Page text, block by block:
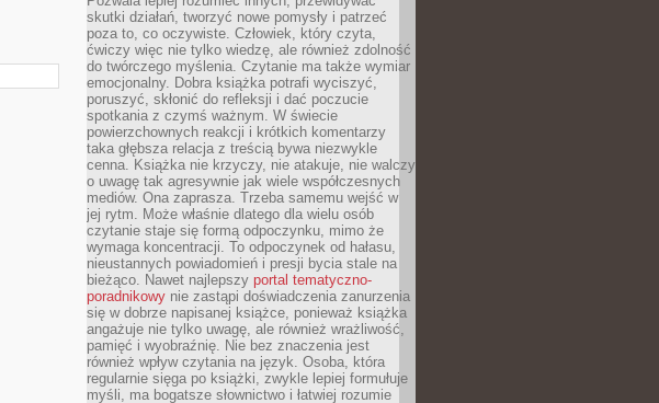
skutki działań, tworzyć nowe pomysły i patrzeć
poza to, co oczywiste. Człowiek, który czyta,
ćwiczy więc nie tylko wiedzę, ale również zdolność
do twórczego myślenia. Czytanie ma także wymiar
emocjonalny. Dobra książka potrafi wyciszyć,
poruszyć, skłonić do refleksji i dać poczucie
spotkania z czymś ważnym. W świecie
powierzchownych reakcji i krótkich komentarzy
taka głębsza relacja z treścią bywa niezwykle
cenna. Książka nie krzyczy, nie atakuje, nie walczy
o uwagę tak agresywnie jak wiele współczesnych
mediów. Ona zaprasza. Trzeba samemu wejść w
jej rytm. Może właśnie dlatego dla wielu osób
czytanie staje się formą odpoczynku, mimo że
wymaga koncentracji. To odpoczynek od hałasu,
nieustannych powiadomień i presji bycia stale na
bieżąco. Nawet najlepszy portal tematyczno-
poradnikowy nie zastąpi doświadczenia zanurzenia
się w dobrze napisanej książce, ponieważ książka
angażuje nie tylko uwagę, ale również wrażliwość,
pamięć i wyobraźnię. Nie bez znaczenia jest
również wpływ czytania na język. Osoba, która
regularnie sięga po książki, zwykle lepiej formułuje
myśli, ma bogatsze słownictwo i łatwiej rozumie